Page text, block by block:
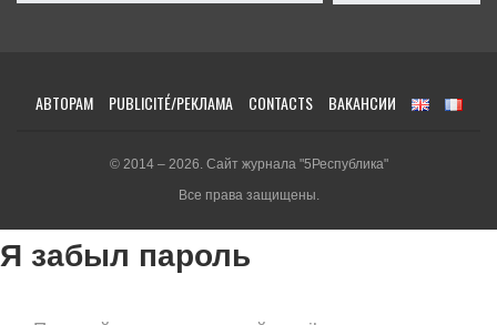
АВТОРАМ PUBLICITÉ/РЕКЛАМА CONTACTS ВАКАНСИИ
© 2014 – 2026. Сайт журнала "5Республика"
Все права защищены.
Я забыл пароль